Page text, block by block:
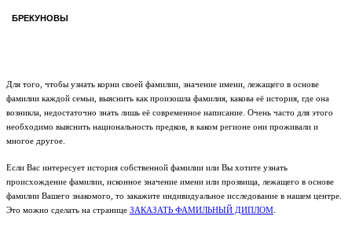
БРЕКУНОВЫ
Для того, чтобы узнать корни своей фамилии, значение имени, лежащего в основе
фамилии каждой семьи, выяснить как произошла фамилия, какова её история, где она
возникла, недостаточно знать лишь её современное написание. Очень часто для этого
необходимо выяснить национальность предков, в каком регионе они проживали и
многое другое.
Если Вас интересует история собственной фамилии или Вы хотите узнать
происхождение фамилии, исконное значение имени или прозвища, лежащего в основе
фамилии Вашего знакомого, то закажите индивидуальное исследование в нашем центре.
Это можно сделать на странице ЗАКАЗАТЬ ФАМИЛЬНЫЙ ДИПЛОМ